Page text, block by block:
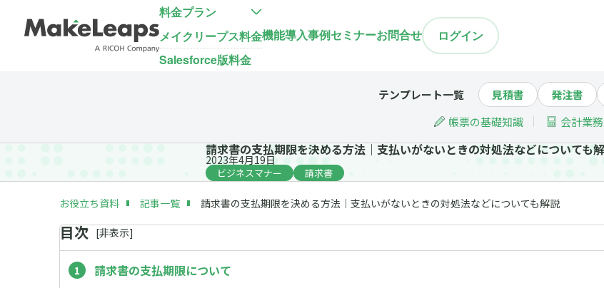
料金プラン
メイクリープス料金
Salesforce版料金
機能導入事例セミナーお問合せ ログイン
テンプレート一覧 見積書 発注書
帳票の基礎知識
会計業
請求書の支払期限を決める方法｜支払いがないときの対処法などについても
2023年4月19日
ビジネスマナー 請求書
お役立ち資料 記事一覧 請求書の支払期限を決める方法｜支払いがないときの対処法などについても解説
目次 [非表示]
請求書の支払期限について